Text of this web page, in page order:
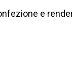
e